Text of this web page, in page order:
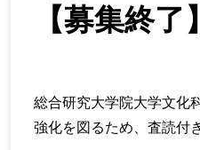
【募集終
総合研究大学院大学文化
強化を図るため、査読付